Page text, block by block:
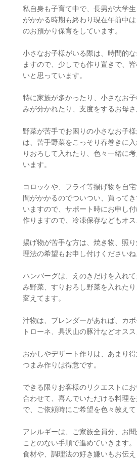
私自身も子育て中で、長男が大学
がかかる時期も終わり現在午前中
のお預かり保育をしています。
小さなお子様がいる際は、時間的
ますので、少しでも作り置きで、
いと思っています。
特に家族が多かったり、小さなお
みが分かれたり、支度をするお母さ
野菜が苦手でお困りの小さなお子
は、苦手野菜をこっそり春巻きに
りおろして入れたり、色々一緒に
います。
コロッケや、フライ等揚げ物を自
間がかかるのでついつい、買って
いますので、サポート時にお申し
作りますので、冷凍保存などもオス
揚げ物が苦手な方は、焼き物、照
理法の希望もお申し付けくださいね
ハンバーグは、えのきだけを入れ
み野菜、すりおろし野菜を入れた
変えてます。
汁物は、ブレンダーがあれば、カ
トローネ、具沢山の豚汁などオスス
おかしやデザート作りは、あまり
つまみ作りは得意です。
できる限りお客様のリクエストに
合わせて、喜んでいただける料理
で、ご依頼時にご希望を色々教えて
アレルギーは、ご家族全員分、お
ことのない手順で進めていきます。
食材や、調理法の好き嫌いもお伝え